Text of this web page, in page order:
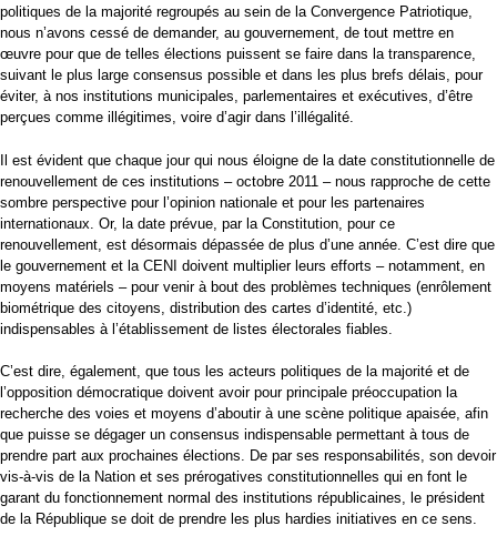
politiques de la majorité regroupés au sein de la Convergence Patriotique,
nous n’avons cessé de demander, au gouvernement, de tout mettre en
œuvre pour que de telles élections puissent se faire dans la transparence,
suivant le plus large consensus possible et dans les plus brefs délais, pour
éviter, à nos institutions municipales, parlementaires et exécutives, d’être
perçues comme illégitimes, voire d’agir dans l’illégalité.
Il est évident que chaque jour qui nous éloigne de la date constitutionnelle de
renouvellement de ces institutions – octobre 2011 – nous rapproche de cette
sombre perspective pour l’opinion nationale et pour les partenaires
internationaux. Or, la date prévue, par la Constitution, pour ce
renouvellement, est désormais dépassée de plus d’une année. C’est dire que
le gouvernement et la CENI doivent multiplier leurs efforts – notamment, en
moyens matériels – pour venir à bout des problèmes techniques (enrôlement
biométrique des citoyens, distribution des cartes d’identité, etc.)
indispensables à l’établissement de listes électorales fiables.
C’est dire, également, que tous les acteurs politiques de la majorité et de
l’opposition démocratique doivent avoir pour principale préoccupation la
recherche des voies et moyens d’aboutir à une scène politique apaisée, afin
que puisse se dégager un consensus indispensable permettant à tous de
prendre part aux prochaines élections. De par ses responsabilités, son devoir
vis-à-vis de la Nation et ses prérogatives constitutionnelles qui en font le
garant du fonctionnement normal des institutions républicaines, le président
de la République se doit de prendre les plus hardies initiatives en ce sens.